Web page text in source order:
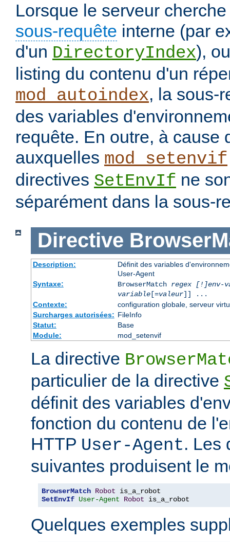
Lorsque le serveur
sous-requête interne (par
d'un DirectoryIndex),
listing du contenu d'un
mod_autoindex, la sous-
des variables
requête. En outre, à cause
auxquelles mod_setenvif
directives SetEnvIf ne
séparément dans la sous-
Directive
Description:
Définit des variables
User-Agent
Syntaxe:
BrowserMatch regex [!]env-
variable[=valeur]] ...
Contexte:
configuration globale, serveur
Surcharges autorisées: FileInfo
Statut:
Base
Module:
mod_setenvif
La directive
particulier de la directive
définit des variables
fonction du contenu de
HTTP User-Agent. Les
suivantes produisent le
BrowserMatch Robot
SetEnvIf User-Agent Robot is_a_robot
Quelques exemples